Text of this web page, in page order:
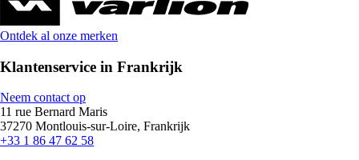
Ontdek al onze merken
Klantenservice in Frankrijk
Neem contact op
11 rue Bernard Maris
37270 Montlouis-sur-Loire, Frankrijk
+33 1 86 47 62 58